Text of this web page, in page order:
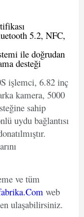
5.2, NFC,
ile doğrudan
desteği
işlemci, 6.82 inç
kamera, 5000
sahip
uydu bağlantısı
ve tüm
web
ulaşabilirsiniz.